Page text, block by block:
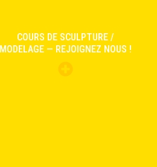
COURS DE SCULPTURE /
MODELAGE — REJOIGNEZ NOUS !